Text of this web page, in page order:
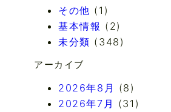
その他 (1)
基本情報 (2)
未分類 (348)
アーカイブ
2026年8月 (8)
2026年7月 (31)